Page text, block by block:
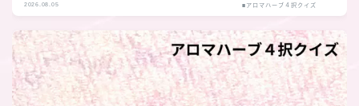
2026.08.05 ■アロマハーブ４択クイズ